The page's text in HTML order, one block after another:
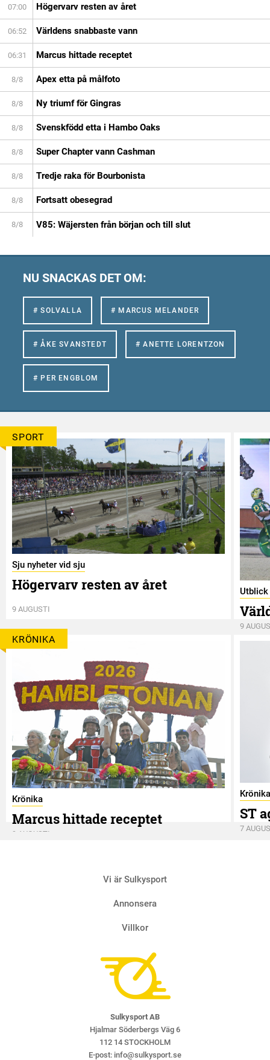
07:00 Högervarv resten av året
06:52 Världens snabbaste vann
06:31 Marcus hittade receptet
8/8 Apex etta på målfoto
8/8 Ny triumf för Gingras
8/8 Svenskfödd etta i Hambo Oaks
8/8 Super Chapter vann Cashman
8/8 Tredje raka för Bourbonista
8/8 Fortsatt obesegrad
8/8 V85: Wäjersten från början och till slut
NU SNACKAS DET OM:
# SOLVALLA # MARCUS MELANDER
# ÅKE SVANSTEDT # ANETTE LORENTZON
# PER ENGBLOM
SPORT
Sju nyheter vid sju
Högervarv resten av året
9 AUGUSTI
Utblick
9
KRÖNIKA
Krönika
Marcus hittade receptet
9 AUGUSTI
Krönika
ST
7
Vi är Sulkysport
Annonsera
Villkor
Sulkysport AB
Hjalmar Söderbergs Väg 6
112 14 STOCKHOLM
E-post: info@sulkysport.se